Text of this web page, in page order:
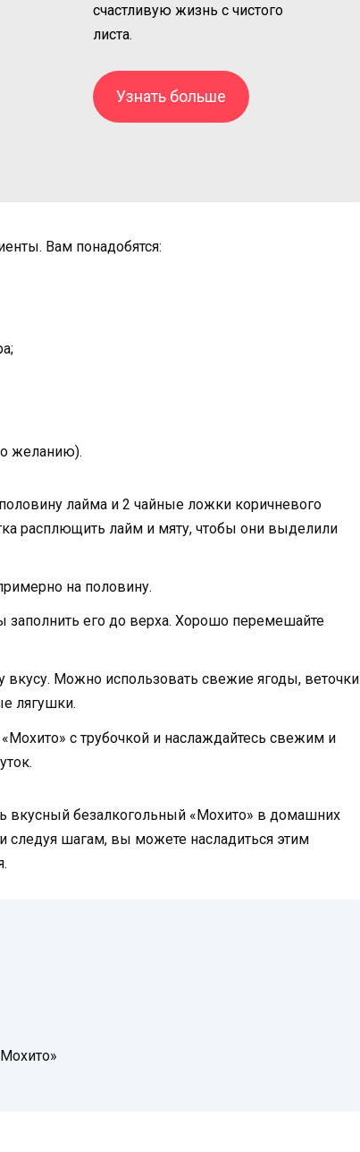
счастливую жизнь с чистого
листа.
Узнать больше
Вам понадобятся:
желанию).
лайма и 2 чайные ложки коричневого
расплющить лайм и мяту, чтобы они выделили
на половину.
заполнить его до верха. Хорошо перемешайте
вкусу. Можно использовать свежие ягоды, веточки
лягушки.
с трубочкой и наслаждайтесь свежим и
вкусный безалкогольный «Мохито» в домашних
следуя шагам, вы можете насладиться этим